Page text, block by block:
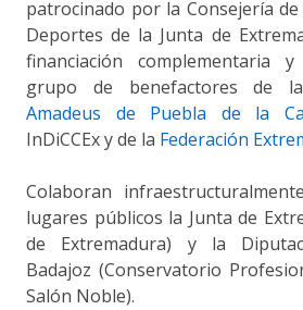
patrocinado por la Consejería
Deportes de la Junta de
financiación complementaria
grupo de benefactores de
Amadeus de Puebla de la
InDiCCEx y de la Federación
Colaboran
lugares públicos la Junta de
de Extremadura) y la
Badajoz (Conservatorio
Salón Noble).